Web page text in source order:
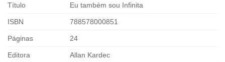
Título Eu também sou Infinita
ISBN 788578000851
Páginas 24
Editora Allan Kardec